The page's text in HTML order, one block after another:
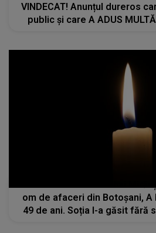
VINDECAT! Anunțul dureros
public și care A ADUS
om de afaceri din Botoșani, A
49 de ani. Soția l-a găsit fără